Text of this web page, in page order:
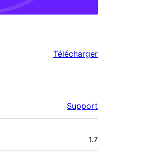
Télécharger
Support
1.7